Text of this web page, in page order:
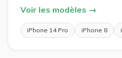
Voir les modèles →
iPhone 14 Pro iPhone 8